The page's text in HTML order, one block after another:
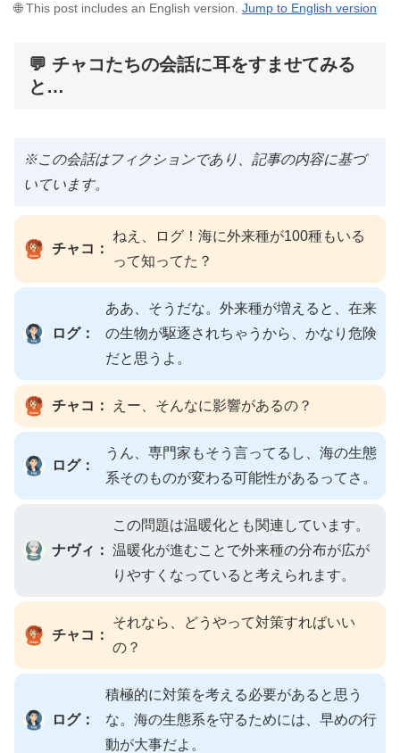
🌐 This post includes an English version. Jump to English version
💬 チャコたちの会話に耳をすませてみる
と…
※この会話はフィクションであり、記事の内容に基づ
いています。
チャコ：
ねえ、ログ！海に外来種が100種もいる
って知ってた？
ログ：
ああ、そうだな。外来種が増えると、在来
の生物が駆逐されちゃうから、かなり危険
だと思うよ。
チャコ： えー、そんなに影響があるの？
ログ：
うん、専門家もそう言ってるし、海の生態
系そのものが変わる可能性があるってさ。
ナヴィ：
この問題は温暖化とも関連しています。
温暖化が進むことで外来種の分布が広が
りやすくなっていると考えられます。
チャコ：
それなら、どうやって対策すればいい
の？
ログ：
積極的に対策を考える必要があると思う
な。海の生態系を守るためには、早めの行
動が大事だよ。